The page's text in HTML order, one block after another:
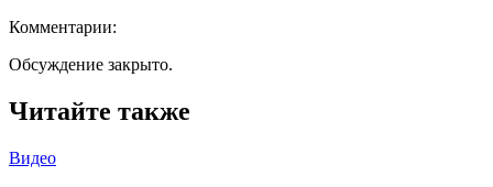
Комментарии:
Обсуждение закрыто.
Читайте также
Видео